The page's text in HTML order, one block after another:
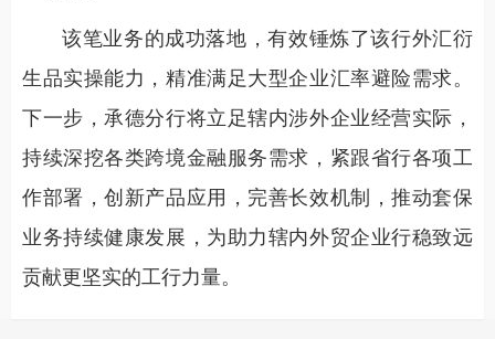
该笔业务的成功落地，有效锤炼了该行外汇衍
生品实操能力，精准满足大型企业汇率避险需求。
下一步，承德分行将立足辖内涉外企业经营实际，
持续深挖各类跨境金融服务需求，紧跟省行各项工
作部署，创新产品应用，完善长效机制，推动套保
业务持续健康发展，为助力辖内外贸企业行稳致远
贡献更坚实的工行力量。